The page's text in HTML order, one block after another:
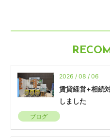
2026 / 08 / 06
賃貸経営+相続
しました
ブログ